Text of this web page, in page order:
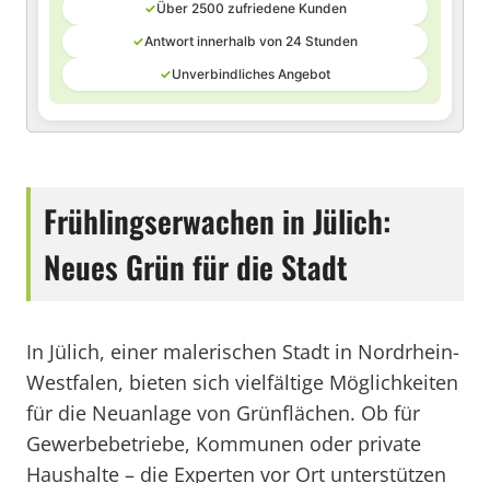
✓Über 2500 zufriedene Kunden
✓Antwort innerhalb von 24 Stunden
✓Unverbindliches Angebot
Frühlingserwachen in Jülich:
Neues Grün für die Stadt
In Jülich, einer malerischen Stadt in Nordrhein-
Westfalen, bieten sich vielfältige Möglichkeiten
für die Neuanlage von Grünflächen. Ob für
Gewerbebetriebe, Kommunen oder private
Haushalte – die Experten vor Ort unterstützen